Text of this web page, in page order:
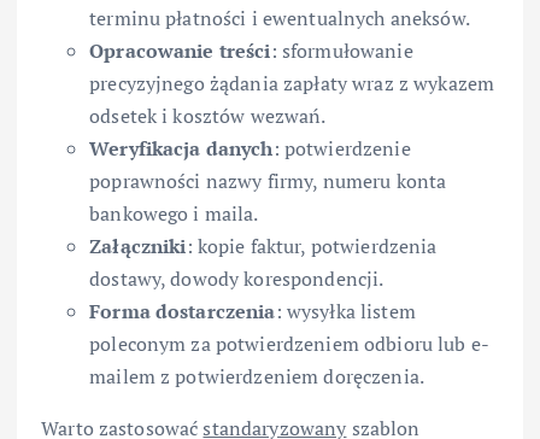
terminu płatności i ewentualnych aneksów.
Opracowanie treści: sformułowanie
precyzyjnego żądania zapłaty wraz z wykazem
odsetek i kosztów wezwań.
Weryfikacja danych: potwierdzenie
poprawności nazwy firmy, numeru konta
bankowego i maila.
Załączniki: kopie faktur, potwierdzenia
dostawy, dowody korespondencji.
Forma dostarczenia: wysyłka listem
poleconym za potwierdzeniem odbioru lub e-
mailem z potwierdzeniem doręczenia.
Warto zastosowaćstandaryzowany szablon